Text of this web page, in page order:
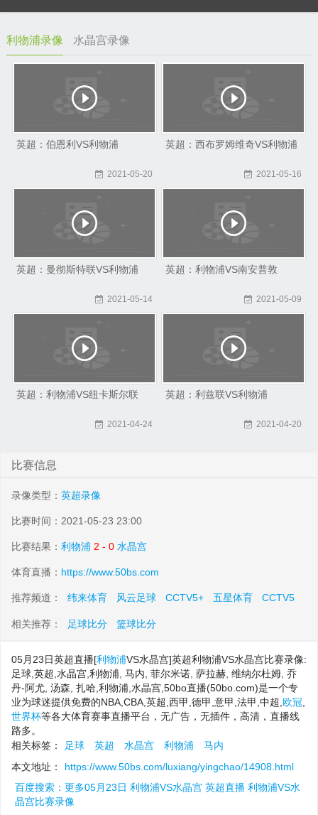
利物浦录像 水晶宫录像
英超：伯恩利VS利物浦
2021-05-20
英超：西布罗姆维奇VS利物浦
2021-05-16
英超：曼彻斯特联VS利物浦
2021-05-14
英超：利物浦VS南安普敦
2021-05-09
英超：利物浦VS纽卡斯尔联
2021-04-24
英超：利兹联VS利物浦
2021-04-20
比赛信息
录像类型： 英超录像
比赛时间：2021-05-23 23:00
比赛结果： 利物浦 2 - 0 水晶宫
体育直播： https://www.50bs.com
推荐频道： 纬来体育 风云足球 CCTV5+ 五星体育 CCTV5
相关推荐： 足球比分 篮球比分
05月23日英超直播[利物浦VS水晶宫]英超利物浦VS水晶宫比赛录像:
足球,英超,水晶宫,利物浦, 马内, 菲尔米诺, 萨拉赫, 维纳尔杜姆, 乔
丹-阿尤, 汤森, 扎哈,利物浦,水晶宫,50bo直播(50bo.com)是一个专
业为球迷提供免费的NBA,CBA,英超,西甲,德甲,意甲,法甲,中超, 欧冠
世界杯等各大体育赛事直播平台，无广告，无插件，高清，直播线
路多。
相关标签：
足球 英超 水晶宫 利物浦
马内
本文地址：
https://www.50bs.com/luxiang/yingchao/14908.html
百度搜索：更多05月23日 利物浦VS水晶宫 英超直播 利物浦VS水
晶宫比赛录像